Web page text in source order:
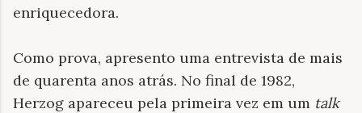
enriquecedora.
Como prova, apresento uma entrevista de mais
de quarenta anos atrás. No final de 1982,
Herzog apareceu pela primeira vez em um talk